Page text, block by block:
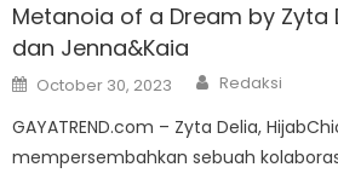
Metanoia of a Dream by Zyta
dan Jenna&Kaia
Posted
on
October 30, 2023 Author
Redaksi
GAYATREND.com – Zyta Delia,
mempersembahkan sebuah